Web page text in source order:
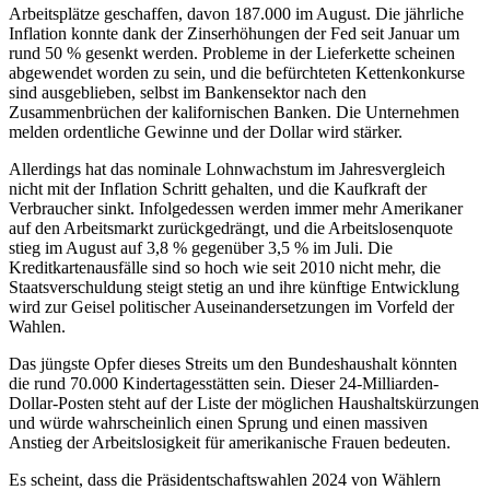
Arbeitsplätze geschaffen, davon 187.000 im August. Die jährliche
Inflation konnte dank der Zinserhöhungen der Fed seit Januar um
rund 50 % gesenkt werden. Probleme in der Lieferkette scheinen
abgewendet worden zu sein, und die befürchteten Kettenkonkurse
sind ausgeblieben, selbst im Bankensektor nach den
Zusammenbrüchen der kalifornischen Banken. Die Unternehmen
melden ordentliche Gewinne und der Dollar wird stärker.
Allerdings hat das nominale Lohnwachstum im Jahresvergleich
nicht mit der Inflation Schritt gehalten, und die Kaufkraft der
Verbraucher sinkt. Infolgedessen werden immer mehr Amerikaner
auf den Arbeitsmarkt zurückgedrängt, und die Arbeitslosenquote
stieg im August auf 3,8 % gegenüber 3,5 % im Juli. Die
Kreditkartenausfälle sind so hoch wie seit 2010 nicht mehr, die
Staatsverschuldung steigt stetig an und ihre künftige Entwicklung
wird zur Geisel politischer Auseinandersetzungen im Vorfeld der
Wahlen.
Das jüngste Opfer dieses Streits um den Bundeshaushalt könnten
die rund 70.000 Kindertagesstätten sein. Dieser 24-Milliarden-
Dollar-Posten steht auf der Liste der möglichen Haushaltskürzungen
und würde wahrscheinlich einen Sprung und einen massiven
Anstieg der Arbeitslosigkeit für amerikanische Frauen bedeuten.
Es scheint, dass die Präsidentschaftswahlen 2024 von Wählern